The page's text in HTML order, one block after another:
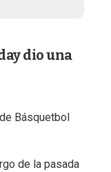
dio una
Básquetbol
de la pasada